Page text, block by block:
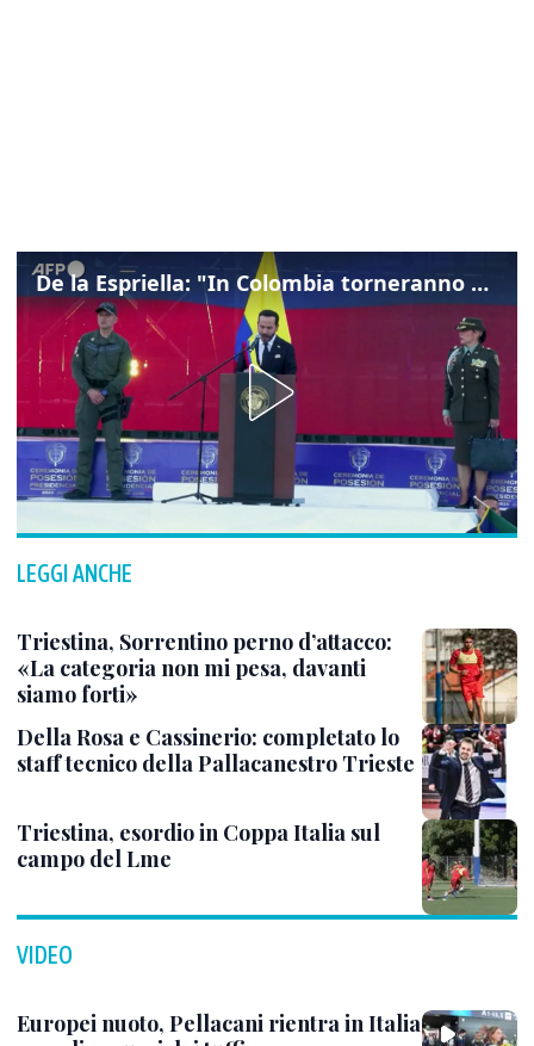
De la Espriella: "In Colombia torneranno ordine, autorità e libertà"
LEGGI ANCHE
Triestina, Sorrentino perno d’attacco:
«La categoria non mi pesa, davanti
siamo forti»
Della Rosa e Cassinerio: completato lo
staff tecnico della Pallacanestro Trieste
Triestina, esordio in Coppa Italia sul
campo del Lme
VIDEO
Europei nuoto, Pellacani rientra in Italia